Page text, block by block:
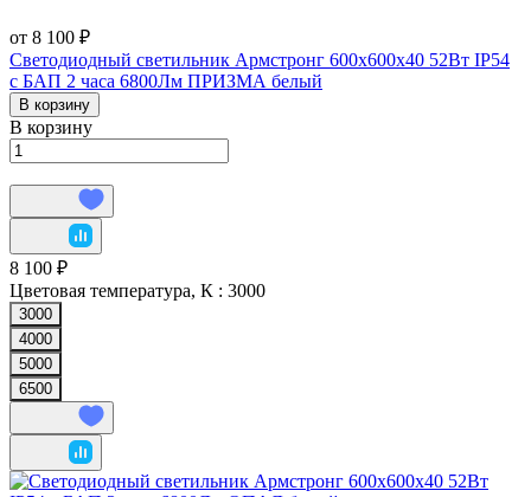
от 8 100 ₽
Светодиодный светильник Армстронг 600х600х40 52Вт IP54
с БАП 2 часа 6800Лм ПРИЗМА белый
В корзину
В корзину
8 100 ₽
Цветовая температура, К : 3000
3000
4000
5000
6500